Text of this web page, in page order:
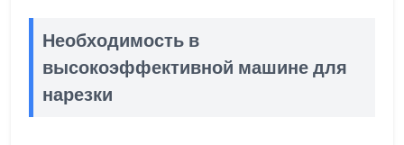
Необходимость в
высокоэффективной машине для
нарезки